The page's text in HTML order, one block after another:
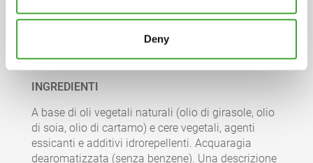
Deny
INGREDIENTI
A base di oli vegetali naturali (olio di girasole, olio
di soia, olio di cartamo) e cere vegetali, agenti
essicanti e additivi idrorepellenti. Acquaragia
dearomatizzata (senza benzene). Una descrizione